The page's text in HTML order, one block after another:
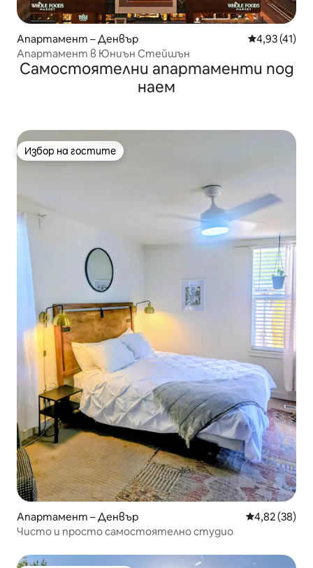
Апартамент – Денвър Средна
4,93 (41)
Апартамент в Юниън Стейшън
Самостоятелни апартаменти под
наем
Избор на гостите
Избор на гостите
Апартамент – Денвър Средна
4,82 (38)
Чисто и просто самостоятелно студио